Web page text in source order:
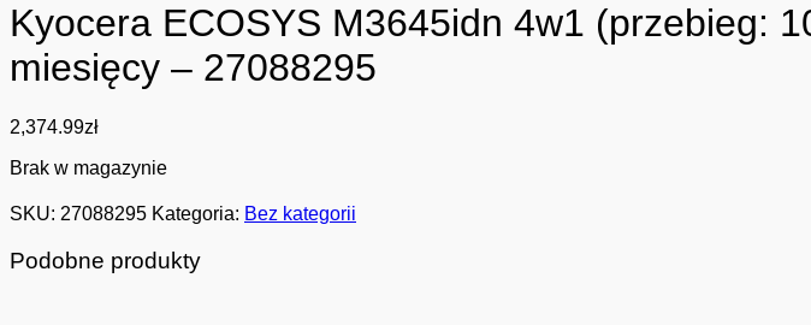
Kyocera ECOSYS M3645idn 4w1 (przebieg:
miesięcy – 27088295
2,374.99zł
Brak w magazynie
SKU: 27088295 Kategoria: Bez kategorii
Podobne produkty